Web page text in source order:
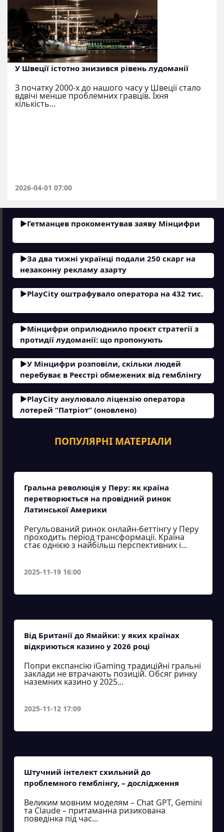
У Швеції істотно знизився рівень лудоманії
З початку 2000-х до нашого часу у Швеції стало
вдвічі менше проблемних гравців. Їхня
кількість...
2026-04-01 07:00
Гетманцев прокоментував заяву Мінцифри
За два тижні українці подали 250 скарг на
незаконну рекламу азарту
PlayCity оштрафувало оператора на 432 тис.
Мінцифри оприлюднило проєкт стратегії з
протидії лудоманії: що пропонують
У Мінцифри розповіли, скільки людей
перебуває в Реєстрі обмежених від гемблінгу
PlayCity анулювало ліцензію оператора
лотерей “Патріот” (оновлено)
ПОПУЛЯРНІ МАТЕРІАЛИ
Гральна революція у Перу: як країна
перетворюється на провідний ринок
Латинської Америки
Регульований ринок онлайн-беттінгу у Перу
проходить період трансформації. Країна
стає однією з найбільш перспективних і...
2025-11-19 16:00
Від Британії до Ямайки: у яких країнах
відкриються казино у 2026 році
Попри експансію iGaming традиційні гральні
заклади не втрачають позицій. Обсяг ринку
наземних казино у 2025...
2025-11-12 17:09
Штучний інтелект схильний до
проблемного гемблінгу, – дослідження
Великим мовним моделям – Chat GPT, Gemini
та Claude – притаманна ризикована
поведінка під час...